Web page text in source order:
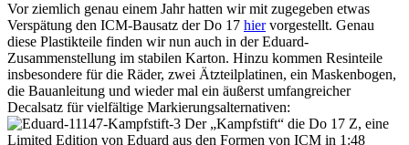
Vor ziemlich genau einem Jahr hatten wir mit zugegeben etwas
Verspätung den ICM-Bausatz der Do 17 hiervorgestellt. Genau
diese Plastikteile finden wir nun auch in der Eduard-
Zusammenstellung im stabilen Karton. Hinzu kommen Resinteile
insbesondere für die Räder, zwei Ätzteilplatinen, ein Maskenbogen,
die Bauanleitung und wieder mal ein äußerst umfangreicher
Decalsatz für vielfältige Markierungsalternativen: